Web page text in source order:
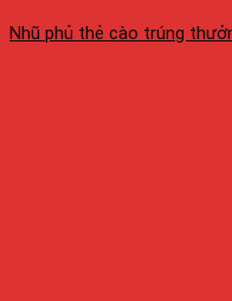
Nhũ phủ thẻ cào trúng